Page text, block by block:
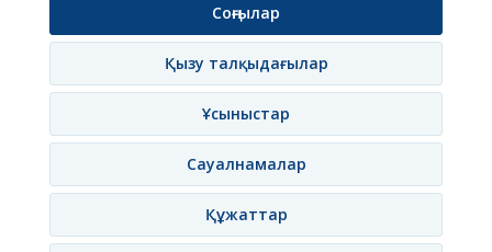
Соңғылар
Қызу талқыдағылар
Ұсыныстар
Сауалнамалар
Құжаттар